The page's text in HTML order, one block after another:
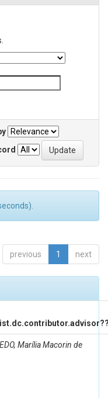
previous 1 next
Marília Macorin de